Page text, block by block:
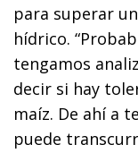
para superar
hídrico.
tengamos
decir si hay
maíz. De ahí a
puede